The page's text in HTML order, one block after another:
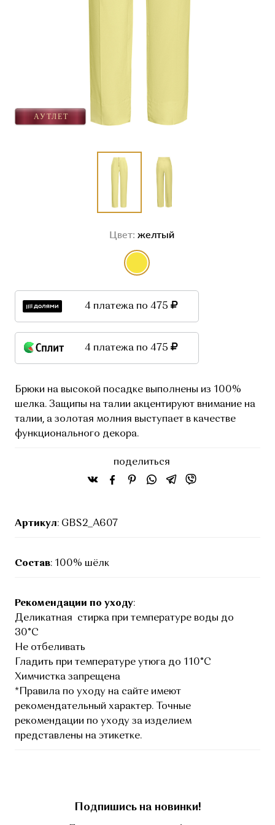
Цвет: желтый
выбор цвета
4 платежа по 475
4 платежа по 475
Брюки на высокой посадке выполнены из 100%
шелка. Защипы на талии акцентируют внимание на
талии, а золотая молния выступает в качестве
функционального декора.
поделиться
Артикул: GBS2_A607
Состав: 100% шёлк
Рекомендации по уходу:
Деликатная стирка при температуре воды до
30°C
Не отбеливать
Гладить при температуре утюга до 110°C
Химчистка запрещена
*Правила по уходу на сайте имеют
рекомендательный характер. Точные
рекомендации по уходу за изделием
представлены на этикетке.
Подпишись на новинки!